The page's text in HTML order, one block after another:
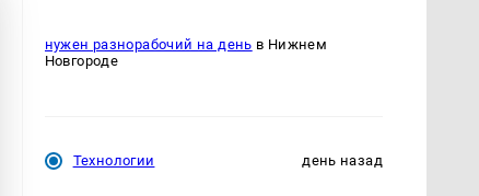
нужен разнорабочий на день в Нижнем
Новгороде
Технологии день назад